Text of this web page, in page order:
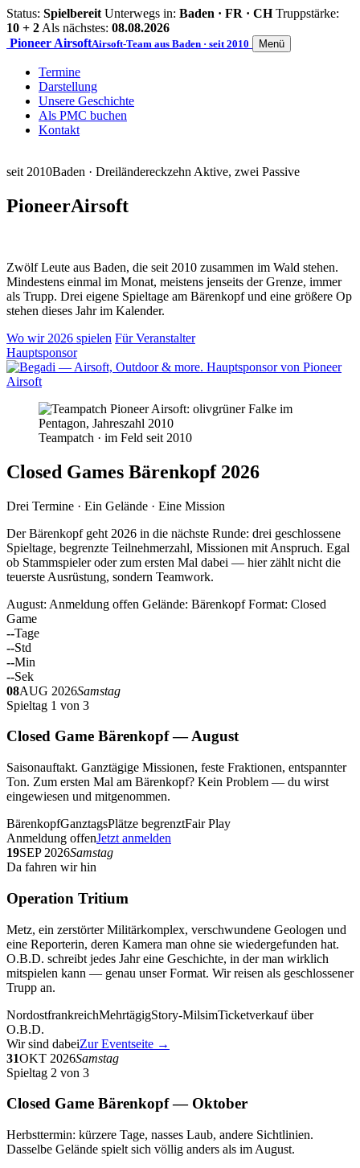
Status: Spielbereit Unterwegs in: Baden · FR · CH Truppstärke:
10 + 2 Als nächstes: 08.08.2026
Pioneer AirsoftAirsoft-Team aus Baden · seit 2010 Menü
Termine
Darstellung
Unsere Geschichte
Als PMC buchen
Kontakt
seit 2010Baden · Dreiländereckzehn Aktive, zwei Passive
PioneerAirsoft
Zwölf Leute aus Baden, die seit 2010 zusammen im Wald stehen.
Mindestens einmal im Monat, meistens jenseits der Grenze, immer
als Trupp. Drei eigene Spieltage am Bärenkopf und eine größere Op
stehen dieses Jahr im Kalender.
Wo wir 2026 spielen Für Veranstalter
Hauptsponsor
Teampatch · im Feld seit 2010
Closed Games Bärenkopf 2026
Drei Termine · Ein Gelände · Eine Mission
Der Bärenkopf geht 2026 in die nächste Runde: drei geschlossene
Spieltage, begrenzte Teilnehmerzahl, Missionen mit Anspruch. Egal
ob Stammspieler oder zum ersten Mal dabei — hier zählt nicht die
teuerste Ausrüstung, sondern Teamwork.
August: Anmeldung offen Gelände: Bärenkopf Format: Closed
Game
--Tage
--Std
--Min
--Sek
08AUG 2026Samstag
Spieltag 1 von 3
Closed Game Bärenkopf — August
Saisonauftakt. Ganztägige Missionen, feste Fraktionen, entspannter
Ton. Zum ersten Mal am Bärenkopf? Kein Problem — du wirst
eingewiesen und mitgenommen.
BärenkopfGanztagsPlätze begrenztFair Play
Anmeldung offenJetzt anmelden
19SEP 2026Samstag
Da fahren wir hin
Operation Tritium
Metz, ein zerstörter Militärkomplex, verschwundene Geologen und
eine Reporterin, deren Kamera man ohne sie wiedergefunden hat.
O.B.D. schreibt jedes Jahr eine Geschichte, in der man wirklich
mitspielen kann — genau unser Format. Wir reisen als geschlossener
Trupp an.
NordostfrankreichMehrtägigStory-MilsimTicketverkauf über
O.B.D.
Wir sind dabeiZur Eventseite →
31OKT 2026Samstag
Spieltag 2 von 3
Closed Game Bärenkopf — Oktober
Herbsttermin: kürzere Tage, nasses Laub, andere Sichtlinien.
Dasselbe Gelände spielt sich völlig anders als im August.